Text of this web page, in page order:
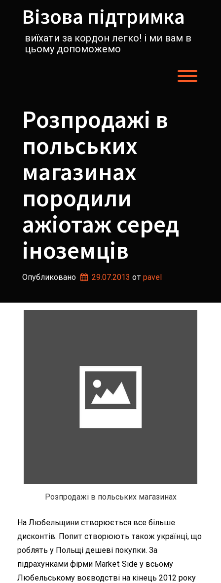
содержимомуВізова підтримка
виїхати за кордон легко! і ми вам в
цьому допоможемо
Розпродажі в
польських
магазинах
породили
ажіотаж серед
іноземців
Опубликовано 29.07.2013 от pavel
Розпродажі в польських магазинах
На Любельщини створюється все більше
дисконтів. Попит створюють також українці, що
роблять у Польщі дешеві покупки. За
підрахунками фірми Market Side у всьому
Любельському воєводстві на кінець 2012 року